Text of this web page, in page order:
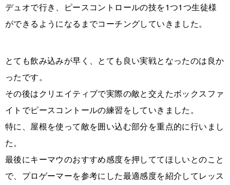
デュオで行き、ピースコントロールの技を1つ1つ生徒様
ができるようになるまでコーチングしていきました。
とても飲み込みが早く、とても良い実戦となったのは良か
ったです。
その後はクリエイティブで実際の敵と交えたボックスファ
イトでピースコントールの練習をしていきました。
特に、屋根を使って敵を囲い込む部分を重点的に行いまし
た。
最後にキーマウのおすすめ感度を押しててほしいとのこと
で、プロゲーマーを参考にした最適感度を紹介してレッス